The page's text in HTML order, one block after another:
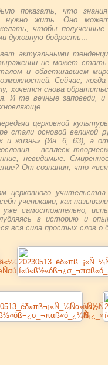
было показать, что
нужно жить. Оно
чтобы полученные
духовную бодрость…
актуальными
не может стать
и обветшавшем
Сейчас,
хочется снова
И те вечные заповеди,
церковной
стали основой великой
жизнь» (Ин. 6, 63), а
– всплеск
невидимые.
От сознания, что
церковного
учениками, как
самостоятельно,
в историю и
вся сила простых слов